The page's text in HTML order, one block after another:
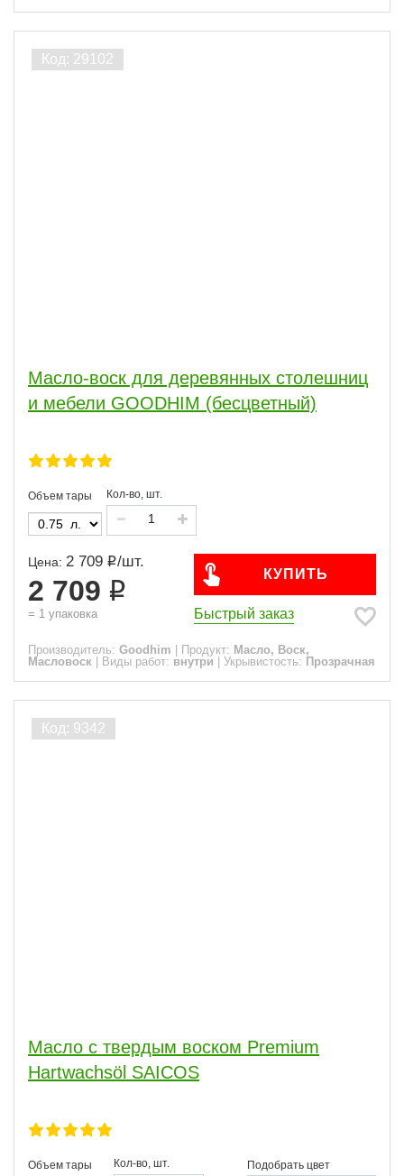
Масло-воск для деревянных столешниц
и мебели GOODHIM (бесцветный)
Объем тары Кол-во, шт.
Цена: 2 709 /шт.
2 709
= 1 упаковка
КУПИТЬ
Быстрый заказ
Производитель: Goodhim Продукт: Масло, Воск,
Масловоск
Виды работ: внутри Укрывистость: Прозрачная
Масло с твердым воском Premium
Hartwachsöl SAICOS
Объем тары Кол-во, шт.